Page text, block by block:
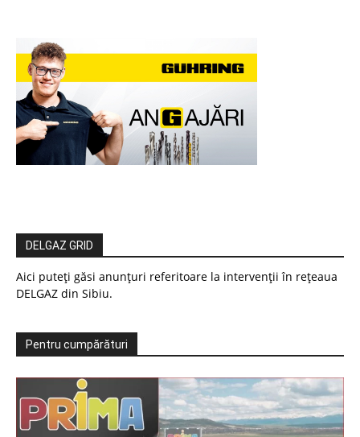
DELGAZ GRID
Aici puteți găsi anunțuri referitoare la intervenții în rețeaua
DELGAZ din Sibiu.
Pentru cumpărături